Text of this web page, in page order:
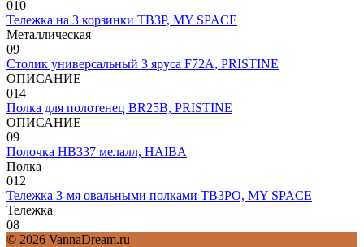
010
Тележка на 3 корзинки TB3P, MY SPACE
Металлическая
09
Столик универсальный 3 яруса F72A, PRISTINE
ОПИСАНИЕ
014
Полка для полотенец BR25B, PRISTINE
ОПИСАНИЕ
09
Полочка HB337 мелалл, HAIBA
Полка
012
Тележка 3-мя овальными полками TB3PO, MY SPACE
Тележка
08
© 2026 VannaDream.ru